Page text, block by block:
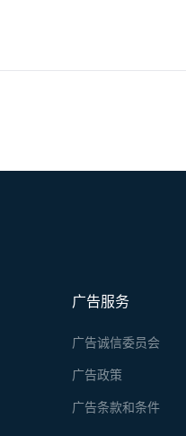
广告服务
广告诚信委员会
广告政策
广告条款和条件